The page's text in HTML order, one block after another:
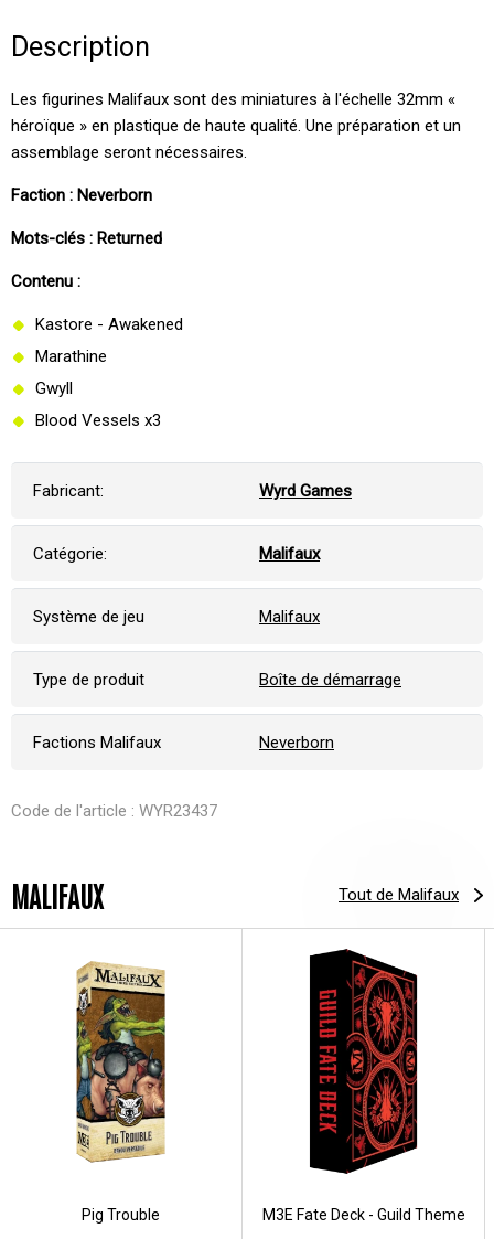
Description
Les figurines Malifaux sont des miniatures à l'échelle 32mm «
héroïque » en plastique de haute qualité. Une préparation et un
assemblage seront nécessaires.
Faction : Neverborn
Mots-clés : Returned
Contenu :
Kastore - Awakened
Marathine
Gwyll
Blood Vessels x3
Fabricant: Wyrd Games
Catégorie: Malifaux
Système de jeu Malifaux
Type de produit Boîte de démarrage
Factions Malifaux Neverborn
Code de l'article : WYR23437
MALIFAUX Tout de Malifaux
Pig Trouble M3E Fate Deck - Guild Theme